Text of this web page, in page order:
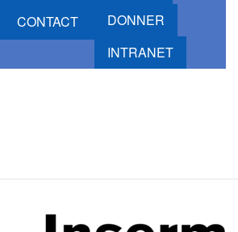
CONTACT
DONNER
INTRANET